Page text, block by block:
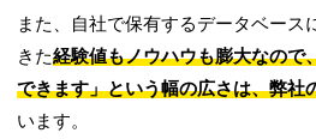
また、自社で保有するデータベース
きた経験値もノウハウも膨大なので
できます」という幅の広さは、弊社
います。